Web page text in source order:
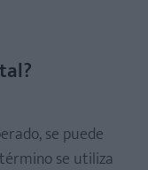
se puede
se utiliza